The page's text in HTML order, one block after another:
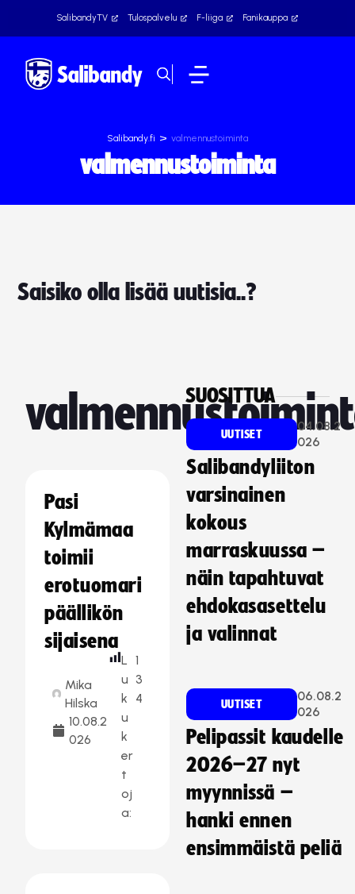
SalibandyTV Tulospalvelu F-liiga Fanikauppa
Salibandy.fi > valmennustoiminta
valmennustoiminta
Saisiko olla lisää uutisia..?
Pasi
Kylmämaa
toimii
erotuomari
päällikön
sijaisena
Mika
Hilska
10.08.2
026
L
u
k
u
k
er
t
oj
a:
1
3
4
SUOSITTUA
UUTISET
04.08.2
026
Salibandyliiton
varsinainen
kokous
marraskuussa –
näin tapahtuvat
ehdokasasettelu
ja valinnat
UUTISET
06.08.2
026
Pelipassit kaudelle
2026–27 nyt
myynnissä –
hanki ennen
ensimmäistä peliä